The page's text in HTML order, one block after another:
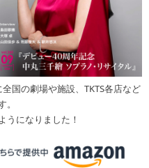
国の劇場や施設、TKTS各店など
うになりました！